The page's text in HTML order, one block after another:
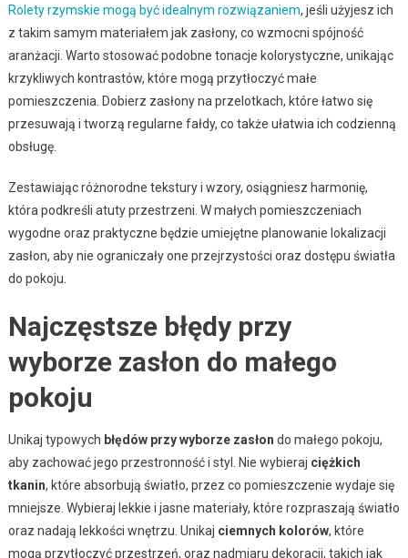
Rolety rzymskie mogą być idealnym rozwiązaniem, jeśli użyjesz ich
z takim samym materiałem jak zasłony, co wzmocni spójność
aranżacji. Warto stosować podobne tonacje kolorystyczne, unikając
krzykliwych kontrastów, które mogą przytłoczyć małe
pomieszczenia. Dobierz zasłony na przelotkach, które łatwo się
przesuwają i tworzą regularne fałdy, co także ułatwia ich codzienną
obsługę.
Zestawiając różnorodne tekstury i wzory, osiągniesz harmonię,
która podkreśli atuty przestrzeni. W małych pomieszczeniach
wygodne oraz praktyczne będzie umiejętne planowanie lokalizacji
zasłon, aby nie ograniczały one przejrzystości oraz dostępu światła
do pokoju.
Najczęstsze błędy przy
wyborze zasłon do małego
pokoju
Unikaj typowych błędów przy wyborze zasłon do małego pokoju,
aby zachować jego przestronność i styl. Nie wybieraj ciężkich
tkanin, które absorbują światło, przez co pomieszczenie wydaje się
mniejsze. Wybieraj lekkie i jasne materiały, które rozpraszają światło
oraz nadają lekkości wnętrzu. Unikaj ciemnych kolorów, które
mogą przytłoczyć przestrzeń, oraz nadmiaru dekoracji, takich jak